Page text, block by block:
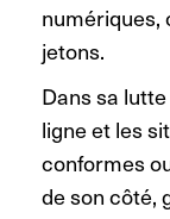
numériques,
jetons.
Dans sa
ligne et les
conformes
de son côté,